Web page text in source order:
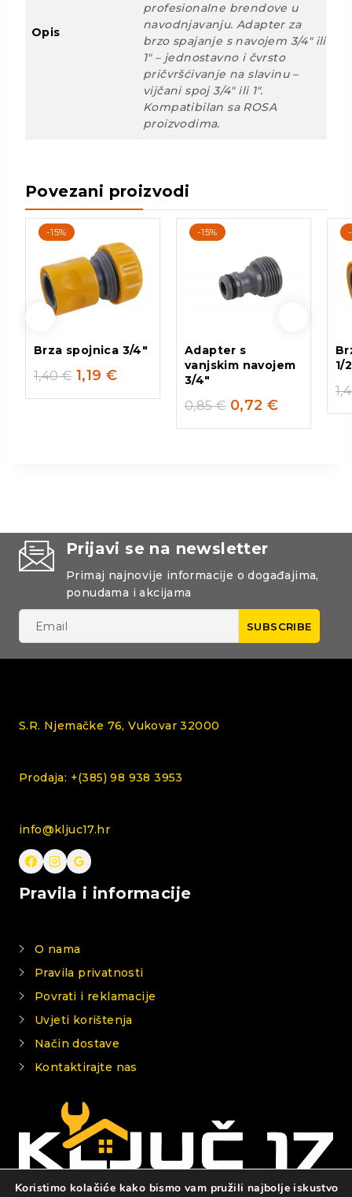
Opis
profesionalne brendove u
navodnjavanju. Adapter za
brzo spajanje s navojem 3/4" ili
1" – jednostavno i čvrsto
pričvršćivanje na slavinu –
vijčani spoj 3/4" ili 1".
Kompatibilan sa ROSA
proizvodima.
Povezani proizvodi
-15%
Brza spojnica 3/4″
1,40€ 1,19 €
-15%
Adapter s
vanjskim navojem
3/4″
0,85€ 0,72 €
1/
Prijavi se na newsletter
Primaj najnovije informacije o događajima,
ponudama i akcijama
S.R. Njemačke 76, Vukovar 32000
Prodaja: +(385) 98 938 3953
info@kljuc17.hr
Pravila i informacije
O nama
Pravila privatnosti
Povrati i reklamacije
Uvjeti korištenja
Način dostave
Kontaktirajte nas
Koristimo kolačiće kako bismo vam pružili najbolje iskustvo